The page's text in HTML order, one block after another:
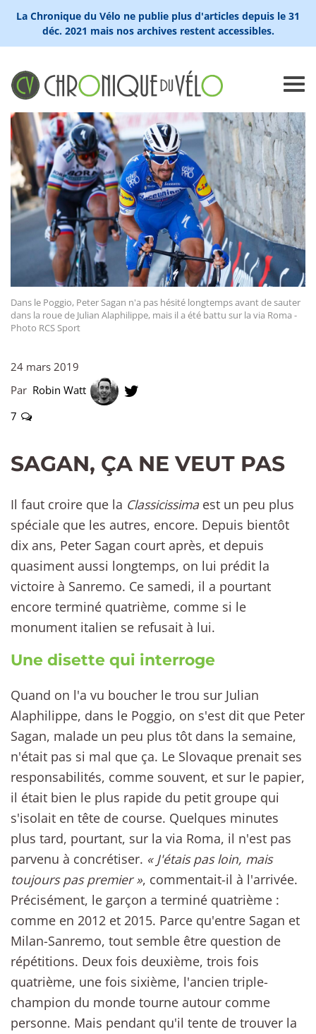
La Chronique du Vélo ne publie plus d'articles depuis le 31
déc. 2021 mais nos archives restent accessibles.
Dans le Poggio, Peter Sagan n'a pas hésité longtemps avant de sauter
dans la roue de Julian Alaphilippe, mais il a été battu sur la via Roma -
Photo RCS Sport
24 mars 2019
Par Robin Watt
7
SAGAN, ÇA NE VEUT PAS
Il faut croire que la Classicissima est un peu plus
spéciale que les autres, encore. Depuis bientôt
dix ans, Peter Sagan court après, et depuis
quasiment aussi longtemps, on lui prédit la
victoire à Sanremo. Ce samedi, il a pourtant
encore terminé quatrième, comme si le
monument italien se refusait à lui.
Une disette qui interroge
Quand on l'a vu boucher le trou sur Julian
Alaphilippe, dans le Poggio, on s'est dit que Peter
Sagan, malade un peu plus tôt dans la semaine,
n'était pas si mal que ça. Le Slovaque prenait ses
responsabilités, comme souvent, et sur le papier,
il était bien le plus rapide du petit groupe qui
s'isolait en tête de course. Quelques minutes
plus tard, pourtant, sur la via Roma, il n'est pas
parvenu à concrétiser. « J'étais pas loin, mais
toujours pas premier », commentait-il à l'arrivée.
Précisément, le garçon a terminé quatrième :
comme en 2012 et 2015. Parce qu'entre Sagan et
Milan-Sanremo, tout semble être question de
répétitions. Deux fois deuxième, trois fois
quatrième, une fois sixième, l'ancien triple-
champion du monde tourne autour comme
personne. Mais pendant qu'il tente de trouver la